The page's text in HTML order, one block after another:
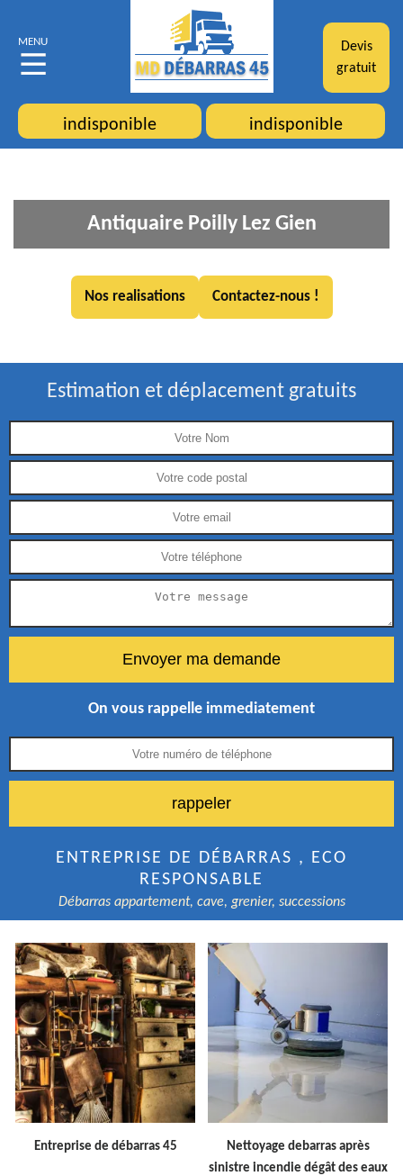
MENU
Devis
gratuit
indisponible indisponible
Antiquaire Poilly Lez Gien
Nos realisations Contactez-nous !
Estimation et déplacement gratuits
On vous rappelle immediatement
ENTREPRISE DE DÉBARRAS , ECO
RESPONSABLE
Débarras appartement, cave, grenier, successions
Entreprise de débarras 45
Nettoyage debarras après
sinistre incendie dégât des eaux